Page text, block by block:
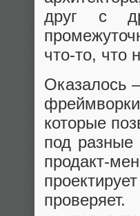
друг с
что-то, что
Оказалось
которые
под разные
продакт-